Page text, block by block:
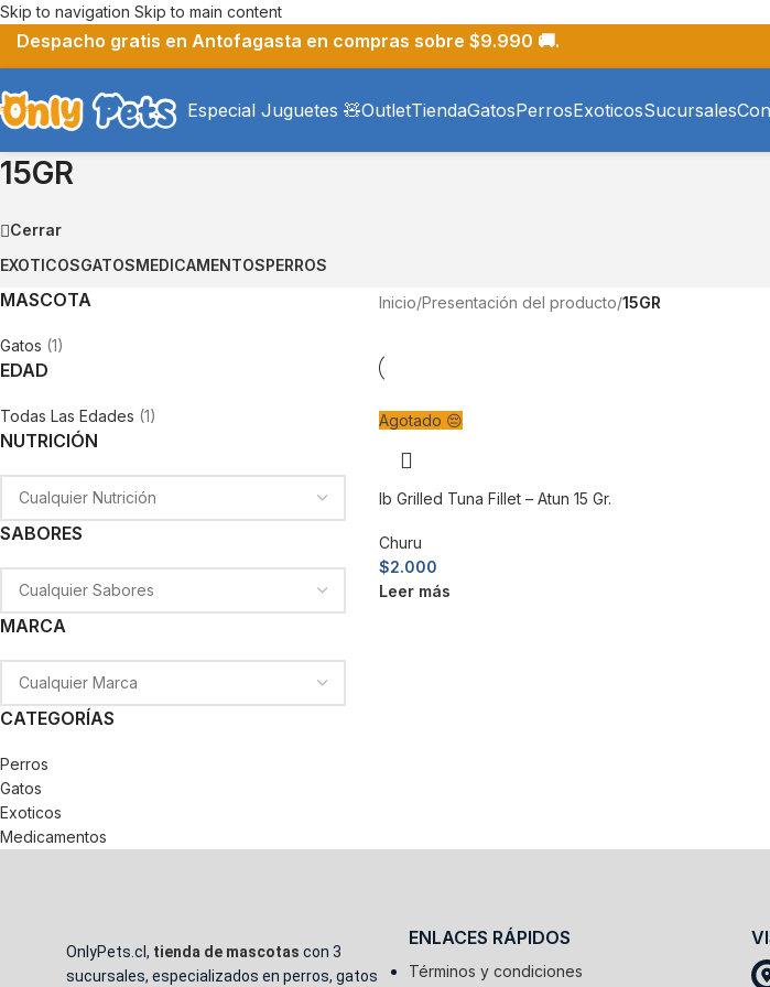
Skip to navigation Skip to main content
Despacho gratis en Antofagasta en compras sobre $9.990 🚚.
Especial Juguetes 🧸OutletTiendaGatosPerrosExoticosSucursales
15GR
Cerrar
EXOTICOSGATOSMEDICAMENTOSPERROS
MASCOTA
Gatos (1)
EDAD
Todas Las Edades (1)
NUTRICIÓN
SABORES
MARCA
CATEGORÍAS
Perros
Gatos
Exoticos
Medicamentos
Inicio/Presentación del producto/15GR
Agotado 😔
Ib Grilled Tuna Fillet – Atun 15 Gr.
Churu
$2.000
Leer más
OnlyPets.cl, tienda de mascotas con 3
sucursales, especializados en perros, gatos
ENLACES RÁPIDOS
Términos y condiciones